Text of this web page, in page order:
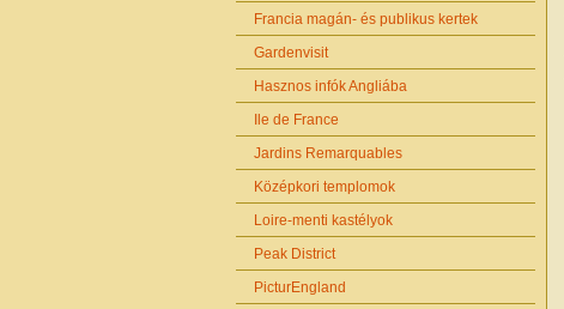
Francia magán- és publikus kertek
Gardenvisit
Hasznos infók Angliába
Ile de France
Jardins Remarquables
Középkori templomok
Loire-menti kastélyok
Peak District
PicturEngland